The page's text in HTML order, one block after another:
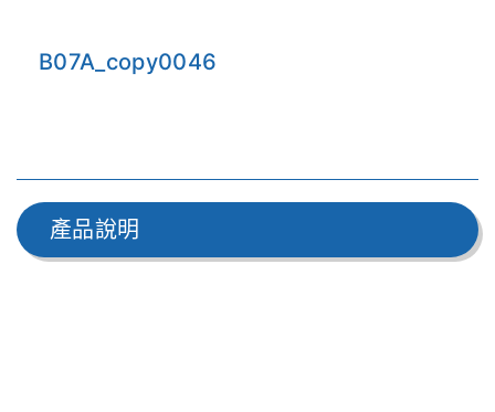
B07A_copy0046
產品說明